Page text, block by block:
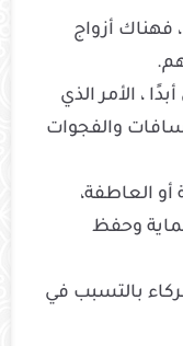
، فهناك أزواج
، الأمر الذي
والفجوات
أو العاطفة،
وحفظ
بالتسبب في